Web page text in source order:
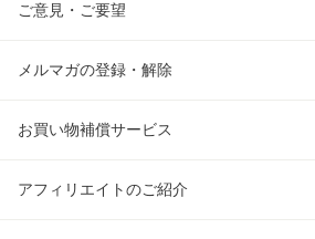
ご意見・ご要望
メルマガの登録・解除
お買い物補償サービス
アフィリエイトのご紹介